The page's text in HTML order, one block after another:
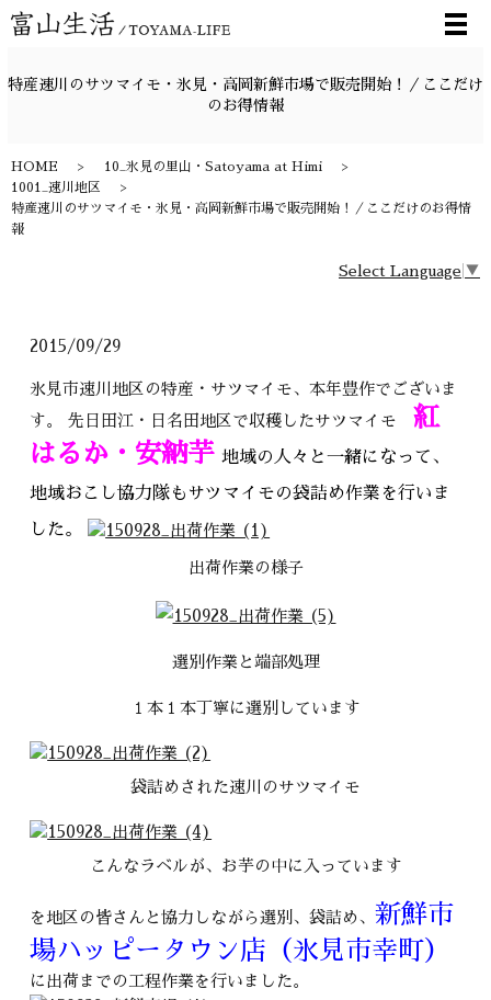
メ
特産速川のサツマイモ・氷見・高岡新鮮市場で販売開始！／ここだけ
のお得情報
HOME
10_氷見の里山・Satoyama at Himi
1001_速川地区
特産速川のサツマイモ・氷見・高岡新鮮市場で販売開始！／ここだけのお得情
報
Select Language ▼
2015/09/29
氷見市速川地区の特産・サツマイモ、本年豊作でございま
す。 先日田江・日名田地区で収穫したサツマイモ紅
はるか・安納芋地域の人々と一緒になって、
地域おこし協力隊もサツマイモの袋詰め作業を行いま
した。
出荷作業の様子
選別作業と端部処理
１本１本丁寧に選別しています
袋詰めされた速川のサツマイモ
こんなラベルが、お芋の中に入っています
を地区の皆さんと協力しながら選別、袋詰め、 新鮮市
場ハッピータウン店（氷見市幸町）
に出荷までの工程作業を行いました。